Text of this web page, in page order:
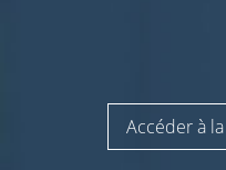
Accéder à